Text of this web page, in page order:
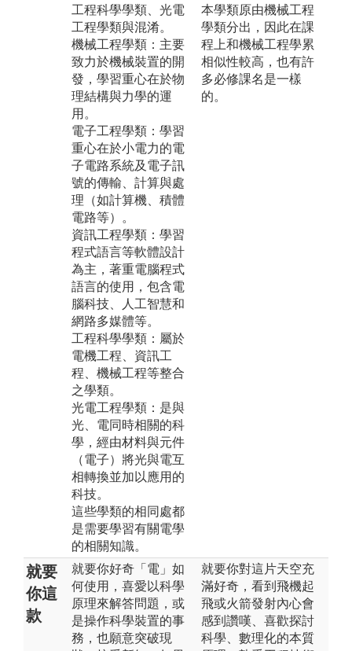
工程科學學類、光電
工程學類與混淆。
機械工程學類：主要
致力於機械裝置的開
發，學習重心在於物
理結構與力學的運
用。
電子工程學類：學習
重心在於小電力的電
子電路系統及電子訊
號的傳輸、計算與處
理（如計算機、積體
電路等）。
資訊工程學類：學習
程式語言等軟體設計
為主，著重電腦程式
語言的使用，包含電
腦科技、人工智慧和
網路多媒體等。
工程科學學類：屬於
電機工程、資訊工
程、機械工程等整合
之學類。
光電工程學類：是與
光、電同時相關的科
學，經由材料與元件
（電子）將光與電互
相轉換並加以應用的
科技。
這些學類的相同處都
是需要學習有關電學
的相關知識。
本學類原由機械工程
學類分出，因此在課
程上和機械工程學累
相似性較高，也有許
多必修課名是一樣
的。
就要
你這
款
就要你好奇「電」如
何使用，喜愛以科學
原理來解答問題，或
是操作科學裝置的事
務，也願意突破現
就要你對這片天空充
滿好奇，看到飛機起
飛或火箭發射內心會
感到讚嘆、喜歡探討
科學、數理化的本質